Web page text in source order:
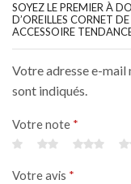
SOYEZ LE PREMIER À
D’OREILLES CORNET
ACCESSOIRE
Votre adresse e-mail
sont indiqués.
Votre note *
Votre avis *